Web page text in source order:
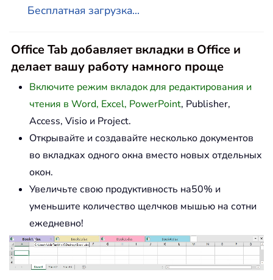
Бесплатная загрузка...
Office Tab добавляет вкладки в Office и
делает вашу работу намного проще
Включите режим вкладок для редактирования и
чтения в Word, Excel, PowerPoint, Publisher,
Access, Visio и Project.
Открывайте и создавайте несколько документов
во вкладках одного окна вместо новых отдельных
окон.
Увеличьте свою продуктивность на50% и
уменьшите количество щелчков мышью на сотни
ежедневно!